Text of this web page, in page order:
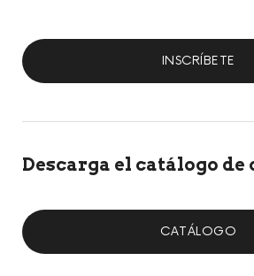
INSCRÍBETE
Descarga el catálogo de
CATÁLOGO